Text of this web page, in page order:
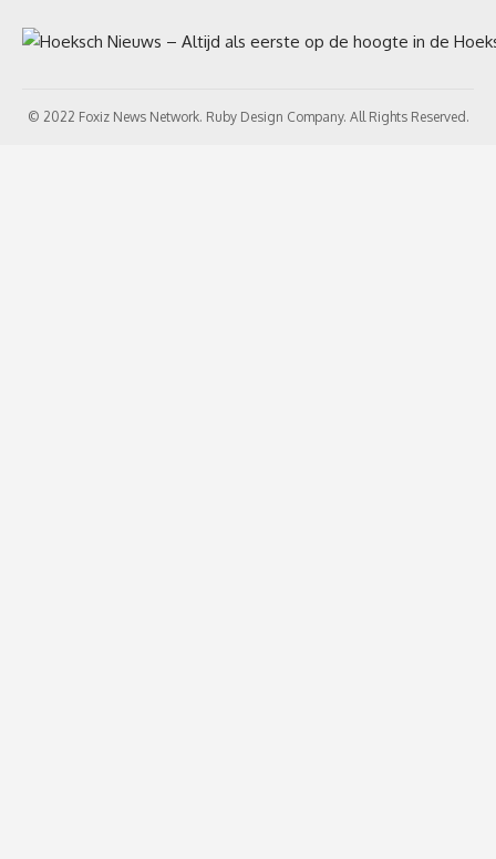
© 2022 Foxiz News Network. Ruby Design Company. All Rights Reserved.